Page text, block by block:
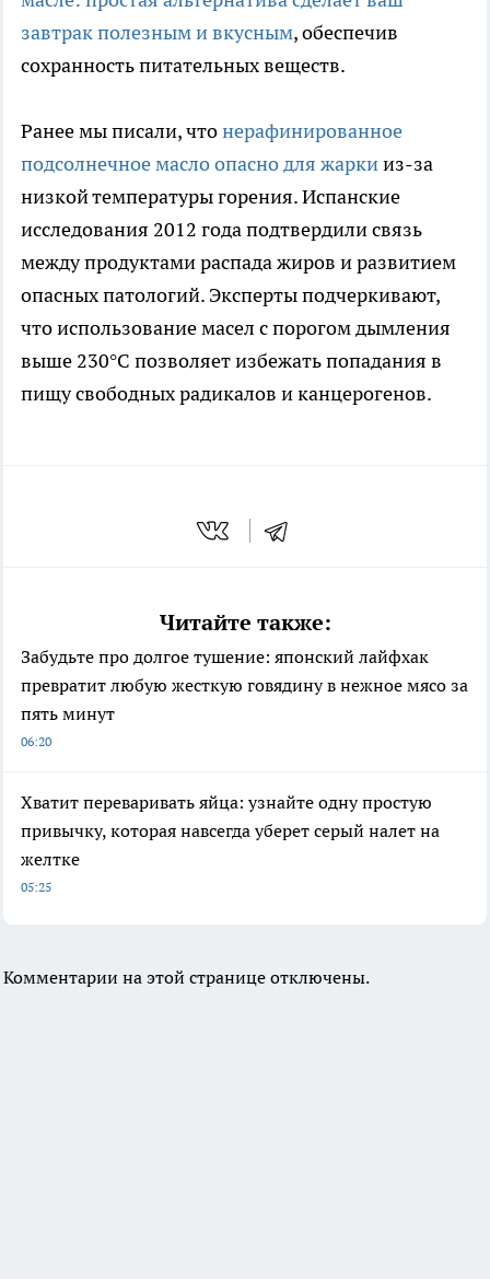
завтрак полезным и вкусным, обеспечив
сохранность питательных веществ.
Ранее мы писали, чтонерафинированное
подсолнечное масло опасно для жаркииз-за
низкой температуры горения. Испанские
исследования 2012 года подтвердили связь
между продуктами распада жиров и развитием
опасных патологий. Эксперты подчеркивают,
что использование масел с порогом дымления
выше 230°C позволяет избежать попадания в
пищу свободных радикалов и канцерогенов.
Читайте также:
Забудьте про долгое тушение: японский лайфхак
превратит любую жесткую говядину в нежное мясо за
пять минут
06:20
Хватит переваривать яйца: узнайте одну простую
привычку, которая навсегда уберет серый налет на
желтке
05:25
Комментарии на этой странице отключены.